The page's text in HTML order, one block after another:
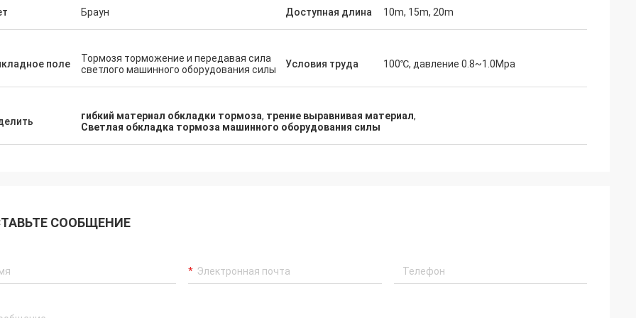
Браун Доступная длина 10m, 15m, 20m
поле
Тормозя торможение и передавая сила
светлого машинного оборудования силы
Условия труда 100℃, давление 0.8~1.0Mpa
гибкий материал обкладки тормоза, трение выравнивая материал,
Светлая обкладка тормоза машинного оборудования силы
СООБЩЕНИЕ